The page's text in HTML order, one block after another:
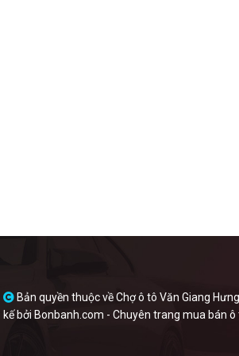
Bản quyền thuộc về Chợ ô tô Văn Giang
kế bởi Bonbanh.com - Chuyên trang mua bán ô